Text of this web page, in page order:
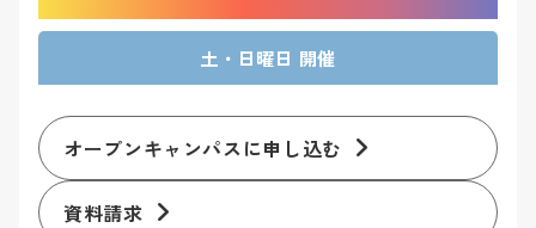
土・日曜日 開催
オープンキャンパスに申し込む
資料請求